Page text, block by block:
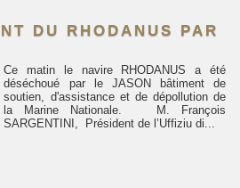
DU RHODANUS PAR
Ce matin le navire RHODANUS a été
déséchoué par le JASON bâtiment de
soutien, d'assistance et de dépollution de
la Marine Nationale. M. François
SARGENTINI, Président de l’Uffiziu di...